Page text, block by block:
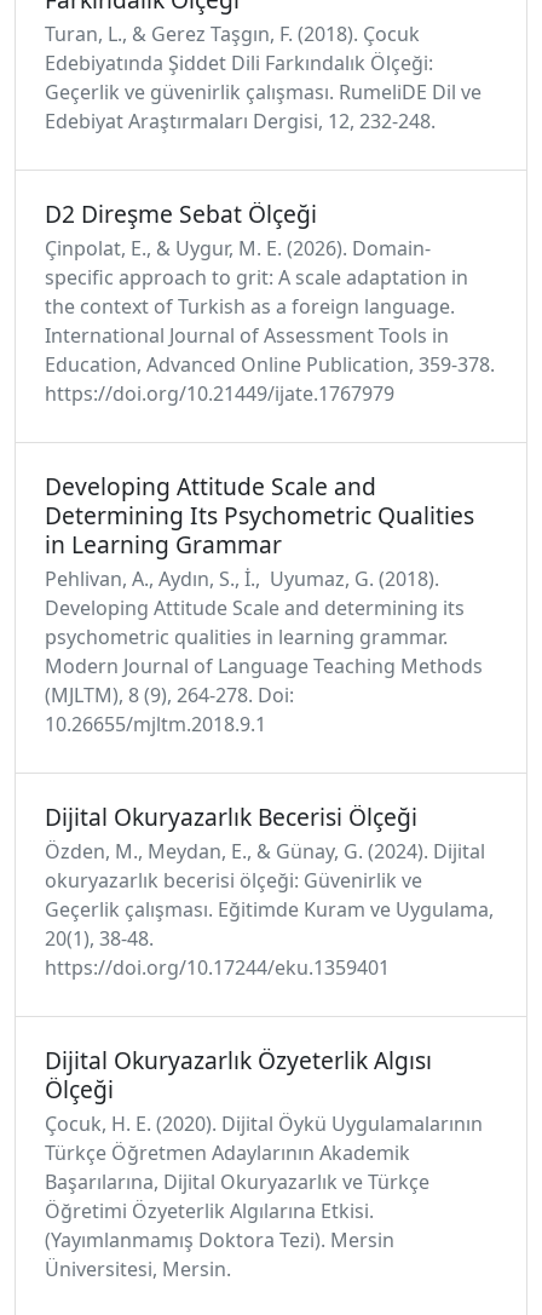
Turan, L., & Gerez Taşgın, F. (2018). Çocuk
Edebiyatında Şiddet Dili Farkındalık Ölçeği:
Geçerlik ve güvenirlik çalışması. RumeliDE Dil ve
Edebiyat Araştırmaları Dergisi, 12, 232-248.
D2 Direşme Sebat Ölçeği
Çinpolat, E., & Uygur, M. E. (2026). Domain-
specific approach to grit: A scale adaptation in
the context of Turkish as a foreign language.
International Journal of Assessment Tools in
Education, Advanced Online Publication, 359-378.
https://doi.org/10.21449/ijate.1767979
Developing Attitude Scale and
Determining Its Psychometric Qualities
in Learning Grammar
Pehlivan, A., Aydın, S., İ., Uyumaz, G. (2018).
Developing Attitude Scale and determining its
psychometric qualities in learning grammar.
Modern Journal of Language Teaching Methods
(MJLTM), 8 (9), 264-278. Doi:
10.26655/mjltm.2018.9.1
Dijital Okuryazarlık Becerisi Ölçeği
Özden, M., Meydan, E., & Günay, G. (2024). Dijital
okuryazarlık becerisi ölçeği: Güvenirlik ve
Geçerlik çalışması. Eğitimde Kuram ve Uygulama,
20(1), 38-48.
https://doi.org/10.17244/eku.1359401
Dijital Okuryazarlık Özyeterlik Algısı
Ölçeği
Çocuk, H. E. (2020). Dijital Öykü Uygulamalarının
Türkçe Öğretmen Adaylarının Akademik
Başarılarına, Dijital Okuryazarlık ve Türkçe
Öğretimi Özyeterlik Algılarına Etkisi.
(Yayımlanmamış Doktora Tezi). Mersin
Üniversitesi, Mersin.